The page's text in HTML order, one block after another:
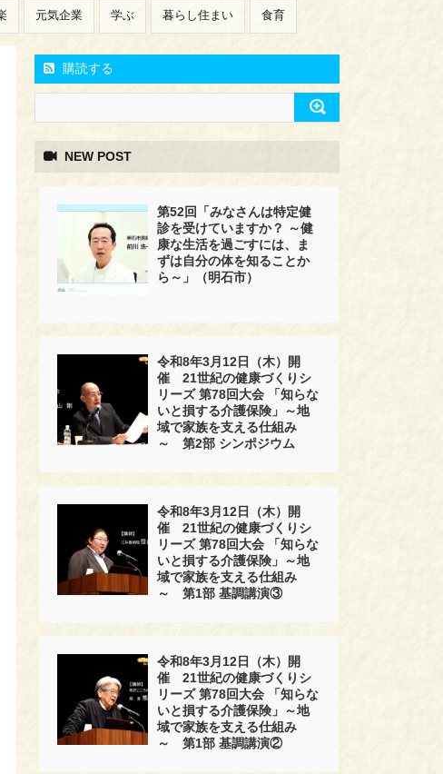
元気企業 学ぶ 暮らし住まい 食育
購読する
NEW POST
第52回「みなさんは特定健
診を受けていますか？ ～健
康な生活を過ごすには、ま
ずは自分の体を知ることか
ら～」（明石市）
令和8年3月12日（木）開
催 21世紀の健康づくりシ
リーズ 第78回大会 「知らな
いと損する介護保険」～地
域で家族を支える仕組み
～ 第2部 シンポジウム
令和8年3月12日（木）開
催 21世紀の健康づくりシ
リーズ 第78回大会 「知らな
いと損する介護保険」～地
域で家族を支える仕組み
～ 第1部 基調講演③
令和8年3月12日（木）開
催 21世紀の健康づくりシ
リーズ 第78回大会 「知らな
いと損する介護保険」～地
域で家族を支える仕組み
～ 第1部 基調講演②